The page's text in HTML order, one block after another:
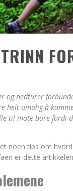
og nedturer
helt umulig å
til mote bare fordi
noen tips om
er dette